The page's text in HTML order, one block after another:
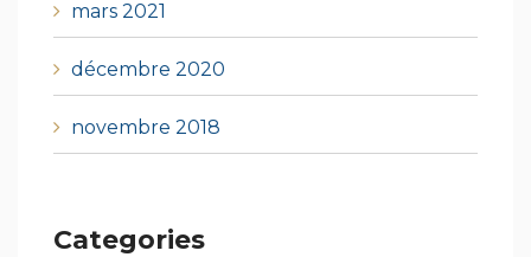
mars 2021
décembre 2020
novembre 2018
Categories